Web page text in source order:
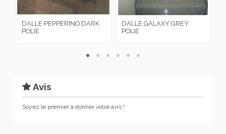
DALLE PEPPERINO DARK
POLIE
DALLE GALAXY GREY
POLIE
Avis
Soyez le premier à donner votre avis !